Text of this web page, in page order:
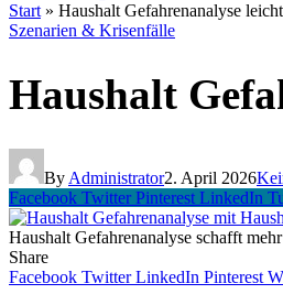
Start » Haushalt Gefahrenanalyse
Szenarien & Krisenfälle
Haushalt
By Administrator2. April 2026
Facebook Twitter Pinterest LinkedIn
Haushalt Gefahrenanalyse schafft
Share
Facebook Twitter LinkedIn Pinterest